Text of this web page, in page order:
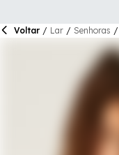
Voltar / Lar / Senhoras /